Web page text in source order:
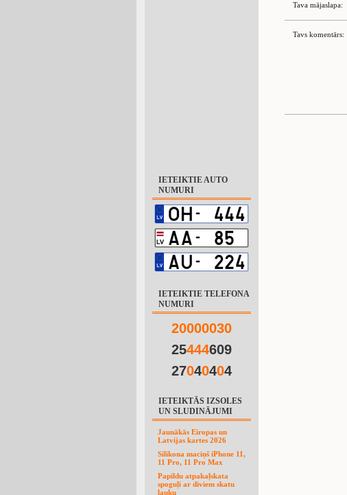
IETEIKTIE AUTO
NUMURI
IETEIKTIE TELEFONA
NUMURI
20000030
25444609
27040404
IETEIKTĀS IZSOLES
UN SLUDINĀJUMI
Jaunākās Eiropas un
Latvijas kartes 2026
Silikona maciņš iPhone 11,
11 Pro, 11 Pro Max
Papildu atpakaļskata
spoguļi ar diviem skatu
lauku
Tava mājaslapa:
Tavs komentārs: